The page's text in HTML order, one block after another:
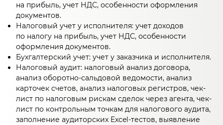
на прибыль, учет НДС, особенности оформления
документов.
Налоговый учет у исполнителя: учет доходов
по налогу на прибыль, учет НДС, особенности
оформления документов.
Бухгалтерский учет: учет у заказчика и исполнителя.
Налоговый аудит: налоговый анализ договора,
анализ оборотно-сальдовой ведомости, анализ
карточек счетов, анализ налоговых регистров, чек-
лист по налоговым рискам сделок через агента, чек-
лист по контрольным точкам для налогового аудита,
заполнение аудиторских Excel-тестов, выявление